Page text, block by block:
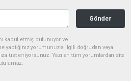
Gönder
kabul etmiş bulunuyor ve
yorumunuzla ilgili doğrudan veya
üstleniyorsunuz. Yazılan tüm yorumlardan site